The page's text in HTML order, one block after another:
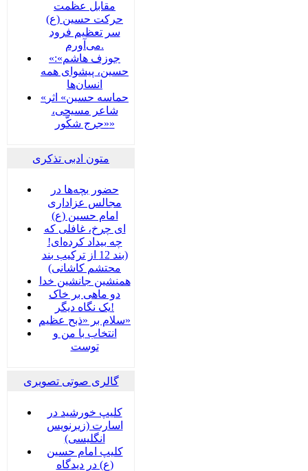
مقابل عظمت
حرکت حسین (ع)
سر تعظیم فرود
می‌آورم.
«جوزف هاشم»:
حسین، پیشوای همه
انسان‌ها
«حماسه حسین» اثر
شاعر مسیحی،
«جرج شکّور»
متون ادبی تذکری
حضور بچه‌‌‌ها در
مجالس عزاداری
امام حسین (ع)
ای چرخ، غافلی که
چه بیداد کرده‌ای!
(بند 12 از ترکیب بند
محتشم کاشانی)
همنشین جانشین خدا
دو ماهی بر خاک
یک نگاه دیگر!
سلام بر «ذبح عظیم»
انتخاب با من و
توست
گالری صوتی تصویری
کلیپ خورشید در
اسارت (زیرنویس
انگلیسی)
کلیپ امام حسین
(ع) در دیدگاه